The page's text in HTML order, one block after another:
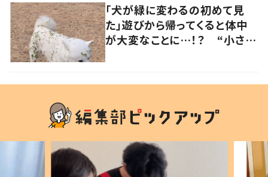
「犬が緑に変わるの初めて見
た」遊びから帰ってくると体中
が大変なことに…！？ “小さい